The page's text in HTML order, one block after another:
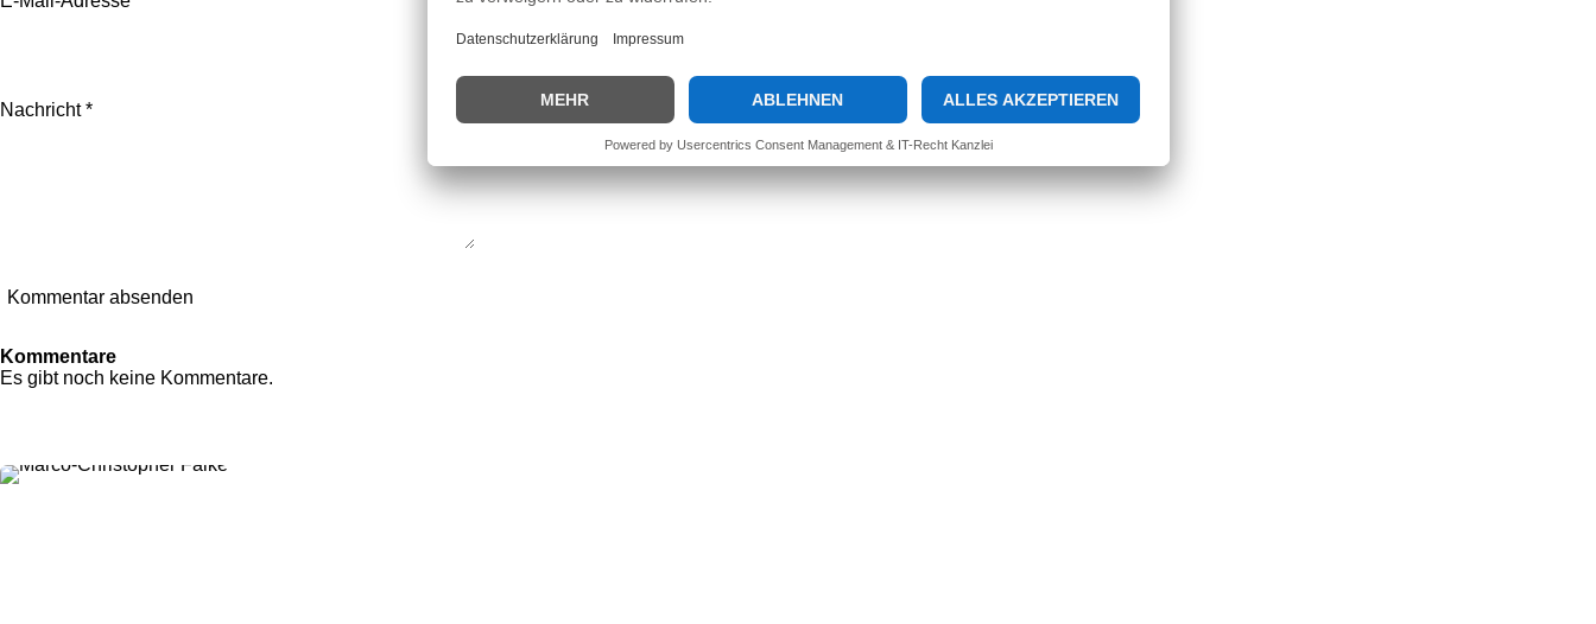
Nachricht *
Kommentar absenden
Kommentare
Es gibt noch keine Kommentare.